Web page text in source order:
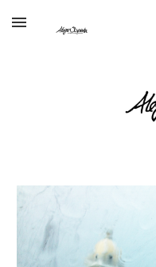
Skip to main content